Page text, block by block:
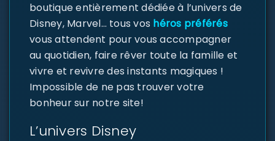
boutique entièrement dédiée à l’univers de
Disney, Marvel… tous vos héros préférés
vous attendent pour vous accompagner
au quotidien, faire rêver toute la famille et
vivre et revivre des instants magiques !
Impossible de ne pas trouver votre
bonheur sur notre site!
L’univers Disney